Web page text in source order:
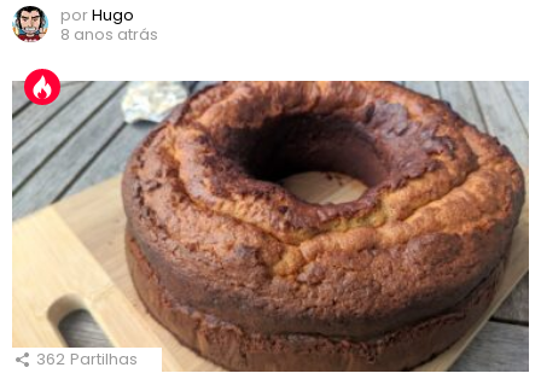
porHugo
8 anos atrás
362 Partilhas